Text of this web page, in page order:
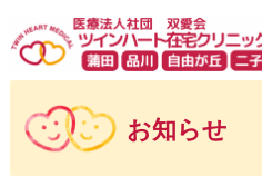
お知らせ